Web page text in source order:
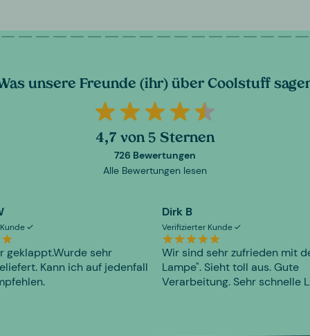
unsere Freunde (ihr) über Coolstuff
4,7 von 5 Sternen
726 Bewertungen
Alle Bewertungen lesen
geklappt.Wurde sehr
Kann ich auf jedenfall
Dirk B
Verifizierter Kunde
Wir sind sehr zufrieden mit
Lampe". Sieht toll aus. Gute
Verarbeitung. Sehr schnelle